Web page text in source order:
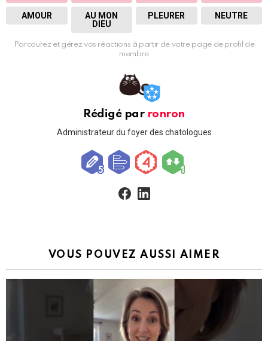
AMOUR
AU MON
DIEU
PLEURER NEUTRE
Parcourez et gérez vos réactions à partir de votre page de profil de
membre
Rédigé par ronron
Administrateur du foyer des chatologues
facebooklinkedin
VOUS POUVEZ AUSSI AIMER